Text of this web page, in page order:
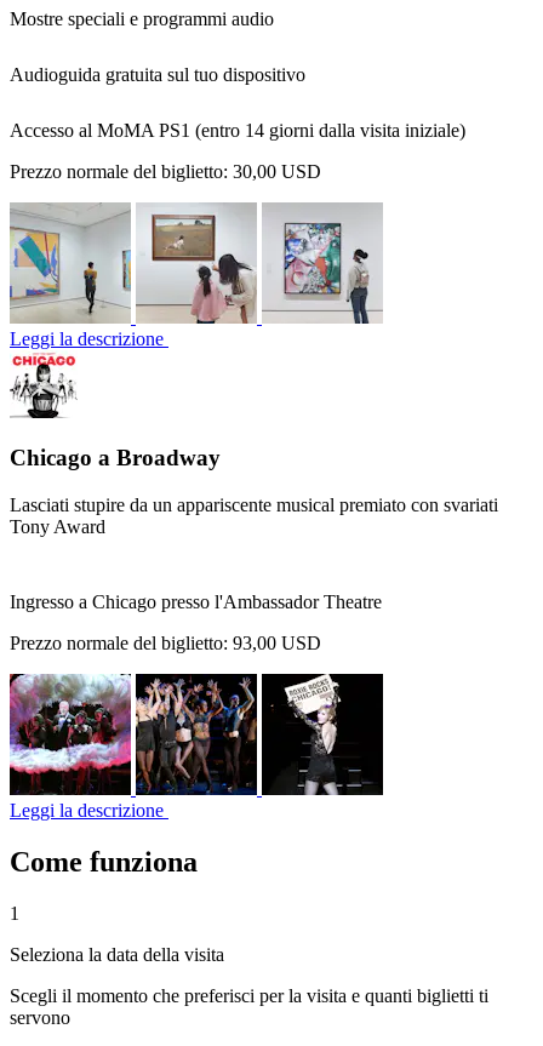
Mostre speciali e programmi audio
Audioguida gratuita sul tuo dispositivo
Accesso al MoMA PS1 (entro 14 giorni dalla visita iniziale)
Prezzo normale del biglietto: 30,00 USD
Leggi la descrizione
Chicago a Broadway
Lasciati stupire da un appariscente musical premiato con svariati
Tony Award
Ingresso a Chicago presso l'Ambassador Theatre
Prezzo normale del biglietto: 93,00 USD
Leggi la descrizione
Come funziona
1
Seleziona la data della visita
Scegli il momento che preferisci per la visita e quanti biglietti ti
servono